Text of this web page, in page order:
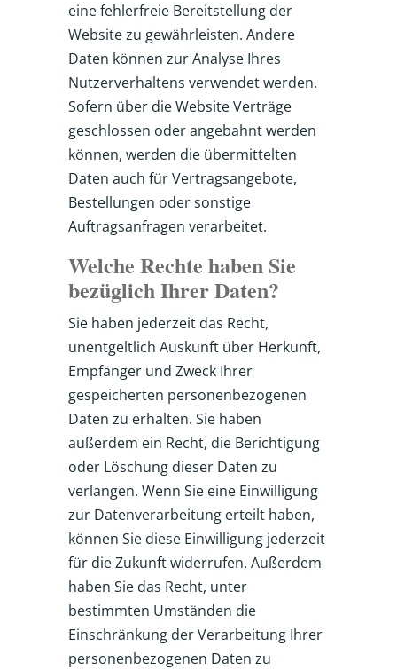
eine fehlerfreie Bereitstellung der
Website zu gewährleisten. Andere
Daten können zur Analyse Ihres
Nutzerverhaltens verwendet werden.
Sofern über die Website Verträge
geschlossen oder angebahnt werden
können, werden die übermittelten
Daten auch für Vertragsangebote,
Bestellungen oder sonstige
Auftragsanfragen verarbeitet.
Welche Rechte haben Sie
bezüglich Ihrer Daten?
Sie haben jederzeit das Recht,
unentgeltlich Auskunft über Herkunft,
Empfänger und Zweck Ihrer
gespeicherten personenbezogenen
Daten zu erhalten. Sie haben
außerdem ein Recht, die Berichtigung
oder Löschung dieser Daten zu
verlangen. Wenn Sie eine Einwilligung
zur Datenverarbeitung erteilt haben,
können Sie diese Einwilligung jederzeit
für die Zukunft widerrufen. Außerdem
haben Sie das Recht, unter
bestimmten Umständen die
Einschränkung der Verarbeitung Ihrer
personenbezogenen Daten zu